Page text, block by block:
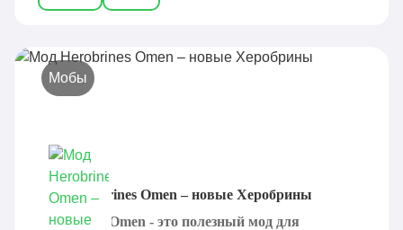
Мобы
Мод Herobrines Omen – новые Херобрины
Herobrines Omen - это полезный мод для